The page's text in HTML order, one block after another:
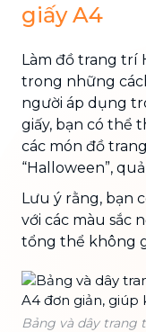
giấy A4
Làm đồ trang trí
trong những
người áp dụng
giấy, bạn có thể
các món đồ
“Halloween”,
Lưu ý rằng, bạn
với các màu sắc
tổng thể không
Bảng và dây trang